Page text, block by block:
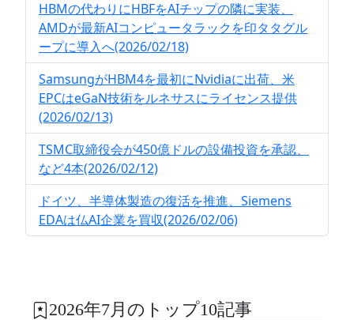
HBMの代わりにHBFをAIチップの隣に実装、
AMDが最新AIコンピュータラックを印タタグル
ープに導入へ(2026/02/18)
SamsungがHBM4を最初にNvidiaに出荷、米
EPCはeGaN技術をルネサスにライセンス提供
(2026/02/13)
TSMC取締役会が450億ドルの設備投資を承認、
など4本(2026/02/12)
ドイツ、半導体製造の復活を推進、Siemens
EDAは仏AI企業を買収(2026/02/06)
2026年7月のトップ10記事